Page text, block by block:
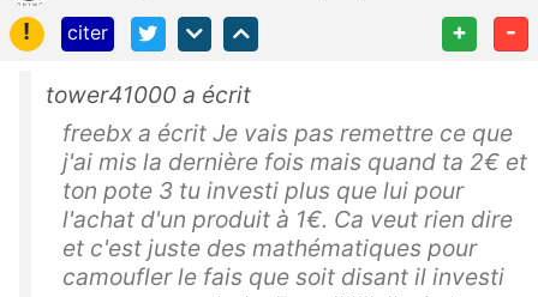
!
citer + -
tower41000 a écrit
freebx a écrit Je vais pas remettre ce que
j'ai mis la dernière fois mais quand ta 2€ et
ton pote 3 tu investi plus que lui pour
l'achat d'un produit à 1€. Ca veut rien dire
et c'est juste des mathématiques pour
camoufler le fais que soit disant il investi